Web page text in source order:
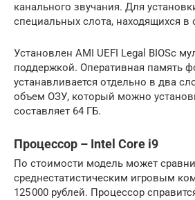
канального звучания. Для
специальных слота, находящихся в
Установлен AMI UEFI Legal BIOSс
поддержкой. Оперативная память
устанавливается отдельно в два
объем ОЗУ, который можно
составляет 64 ГБ.
Процессор – Intel Core i9
По стоимости модель может
среднестатистическим игровым
125 000 рублей. Процессор